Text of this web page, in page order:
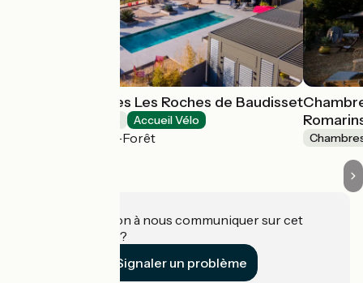
Chambre d'hôtes Les Roches de Baudisset
Accueil Vélo
Saint-Paul-en-Forêt
Une information à nous communiquer sur cet
établissement ?
Signaler un problème